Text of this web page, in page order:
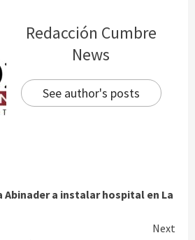
Redacción Cumbre
News
See author's posts
Abinader a instalar hospital en La
Next